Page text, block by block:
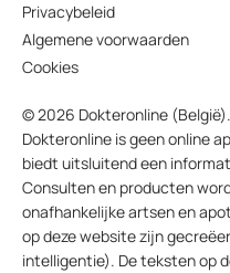
Privacybeleid
Algemene voorwaarden
Cookies
© 2026 Dokteronline
Dokteronline is geen online
biedt uitsluitend een
Consulten en producten
onafhankelijke artsen en
op deze website zijn
intelligentie). De teksten op